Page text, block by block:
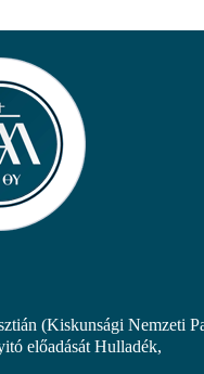
(Kiskunsági Nemzeti
előadását Hulladék,